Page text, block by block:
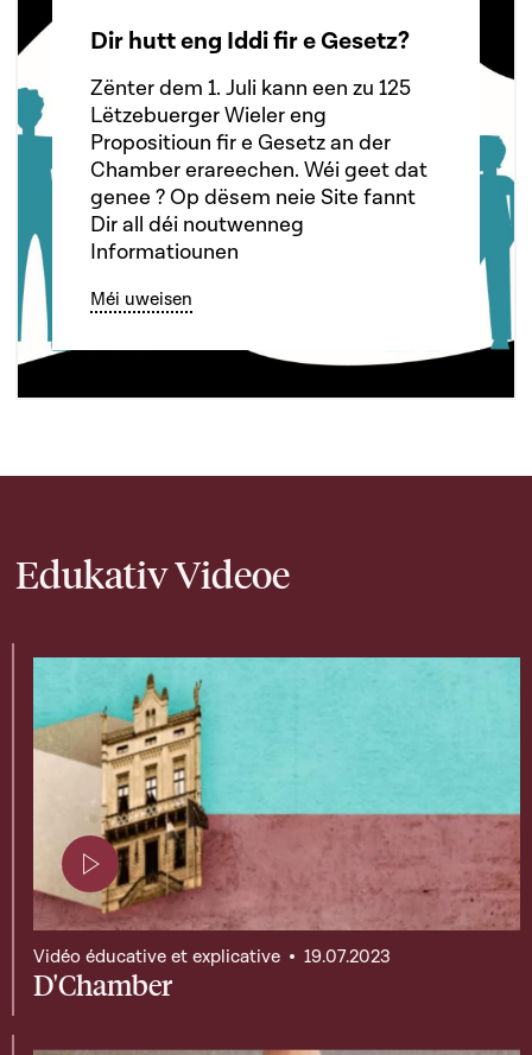
Dir hutt eng Iddi fir e Gesetz?
Zënter dem 1. Juli kann een zu 125
Lëtzebuerger Wieler eng
Propositioun fir e Gesetz an der
Chamber erareechen. Wéi geet dat
genee ? Op dësem neie Site fannt
Dir all déi noutwenneg
Informatiounen
Méi uweisen
Edukativ Videoe
Page contenant une vidéo
D'Chamber
Vidéo éducative et explicative 19.07.2023